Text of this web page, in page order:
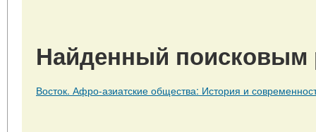
Найденный поисковым
Восток. Афро-азиатские общества: История и